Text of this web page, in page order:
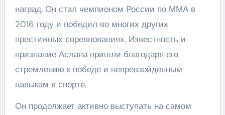
наград. Он стал чемпионом России по ММА в
2016 году и победил во многих других
престижных соревнованиях. Известность и
признание Аслана пришли благодаря его
стремлению к победе и непревзойденным
навыкам в спорте.
Он продолжает активно выступать на самом